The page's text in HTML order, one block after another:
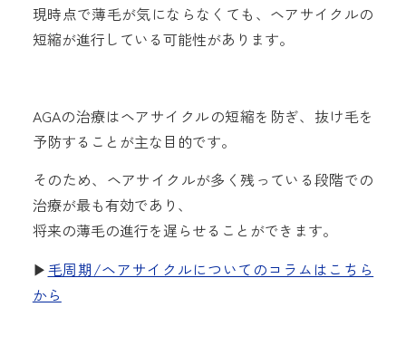
現時点で薄毛が気にならなくても、ヘアサイクルの
短縮が進行している可能性があります。
AGAの治療はヘアサイクルの短縮を防ぎ、抜け毛を
予防することが主な目的です。
そのため、ヘアサイクルが多く残っている段階での
治療が最も有効であり、
将来の薄毛の進行を遅らせることができます。
▶︎毛周期/ヘアサイクルについてのコラムはこちら
から